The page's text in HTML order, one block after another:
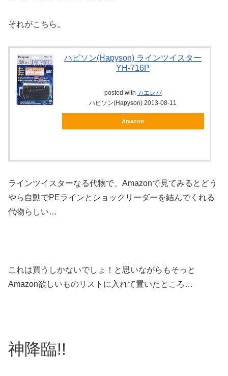
それがこちら。
ハピソン(Hapyson) ラインツイスター
YH-716P
posted with カエレバ
ハピソン(Hapyson) 2013-08-11
Amazon
ラインツイスターなる代物で、Amazonで見てみるとどう
やら自動でPEラインとショックリーダーを結んでくれる
代物らしい…
これは買うしかないでしょ！と思いながらもそっと
Amazon欲しいものリストに入れて置いたところ…
神降臨!!